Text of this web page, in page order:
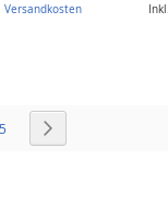
Versandkosten
Seite
5